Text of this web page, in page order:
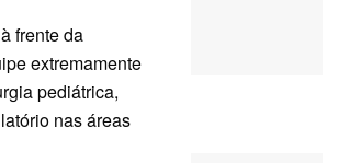
frente da
extremamente
pediátrica,
nas áreas